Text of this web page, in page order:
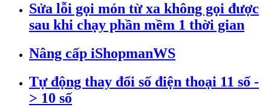
Sửa lỗi gọi món từ xa không gọi được
sau khi chạy phần mềm 1 thời gian
Nâng cấp iShopmanWS
Tự động thay đổi số điện thoại 11 số -
> 10 số